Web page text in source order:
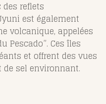
reflets
est également
volcanique, appelées
Pescado”. Ces îles
et offrent des vues
sel environnant.